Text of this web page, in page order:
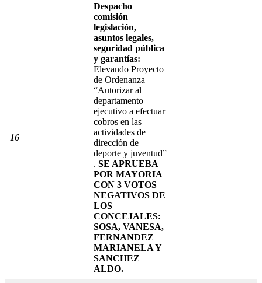
16
Despacho
comisión
legislación,
asuntos legales,
seguridad pública
y garantías:
Elevando Proyecto
de Ordenanza
“Autorizar al
departamento
ejecutivo a efectuar
cobros en las
actividades de
dirección de
deporte y juventud”
. SE APRUEBA
POR MAYORIA
CON 3 VOTOS
NEGATIVOS DE
LOS
CONCEJALES:
SOSA, VANESA,
FERNANDEZ
MARIANELA Y
SANCHEZ
ALDO.